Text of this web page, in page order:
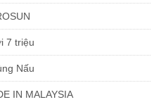
7 triệu
Nấu
IN MALAYSIA